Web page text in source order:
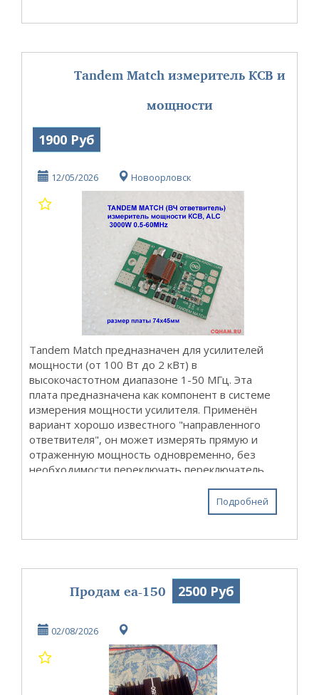
Tandem Match измеритель КСВ и
мощности
1900 Руб
12/05/2026 Новоорловск
Tandem Match предназначен для усилителей
мощности (от 100 Вт до 2 кВт) в
высокочастотном диапазоне 1-50 МГц. Эта
плата предназначена как компонент в системе
измерения мощности усилителя. Применён
вариант хорошо известного "направленного
ответвителя", он может измерять прямую и
отраженную мощность одновременно, без
необходимости переключать переключатель
измерения уровней прямой и отраже...Подробней
Продам ea-150 2500 Руб
02/08/2026